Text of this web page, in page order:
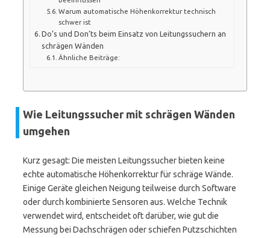
Warum automatische Höhenkorrektur technisch
schwer ist
Do’s und Don’ts beim Einsatz von Leitungssuchern an
schrägen Wänden
Ähnliche Beiträge:
Wie Leitungssucher mit schrägen Wänden
umgehen
Kurz gesagt: Die meisten Leitungssucher bieten keine
echte automatische Höhenkorrektur für schräge Wände.
Einige Geräte gleichen Neigung teilweise durch Software
oder durch kombinierte Sensoren aus. Welche Technik
verwendet wird, entscheidet oft darüber, wie gut die
Messung bei Dachschrägen oder schiefen Putzschichten